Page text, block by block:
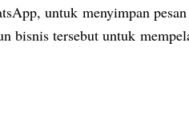
untuk menyimpan
bisnis tersebut untuk